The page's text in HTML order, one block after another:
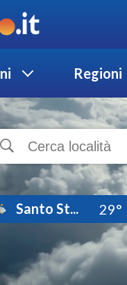
Regioni
Santo St... 29°